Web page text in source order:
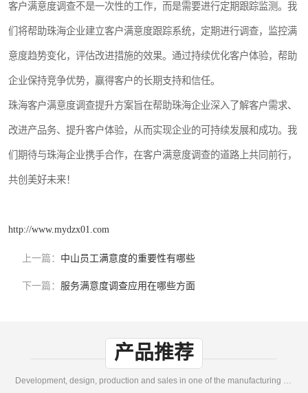
客户满意度调查不是一次性的工作，而是需要进行定期跟踪监测。我
们将帮助珠海企业建立客户满意度跟踪系统，定期进行调查，监控满
意度趋势变化，评估改进措施的效果。通过持续优化客户体验，帮助
企业保持竞争优势，赢得客户的长期支持和信任。
珠海客户满意度调查提升方案旨在帮助珠海企业深入了解客户需求、
改进产品务、提升客户体验，从而实现企业的可持续发展和成功。我
们期待与珠海企业携手合作，在客户满意度调查的道路上共同前行，
共创美好未来！
http://www.mydzx01.com
上一篇： 中山员工满意度的重要性有哪些
下一篇： 服务满意度调查应用在哪些方面
产品推荐
Development, design, production and sales in one of the manufacturing enterprises